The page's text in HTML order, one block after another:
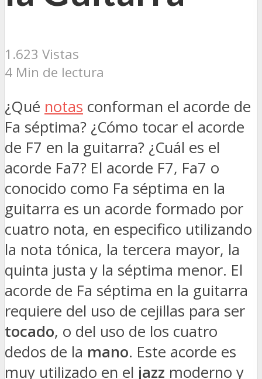
1.623 Vistas
4 Min de lectura
¿Qué notas conforman el acorde de
Fa séptima? ¿Cómo tocar el acorde
de F7 en la guitarra? ¿Cuál es el
acorde Fa7? El acorde F7, Fa7 o
conocido como Fa séptima en la
guitarra es un acorde formado por
cuatro nota, en especifico utilizando
la nota tónica, la tercera mayor, la
quinta justa y la séptima menor. El
acorde de Fa séptima en la guitarra
requiere del uso de cejillas para ser
tocado, o del uso de los cuatro
dedos de la mano. Este acorde es
muy utilizado en el jazz moderno y